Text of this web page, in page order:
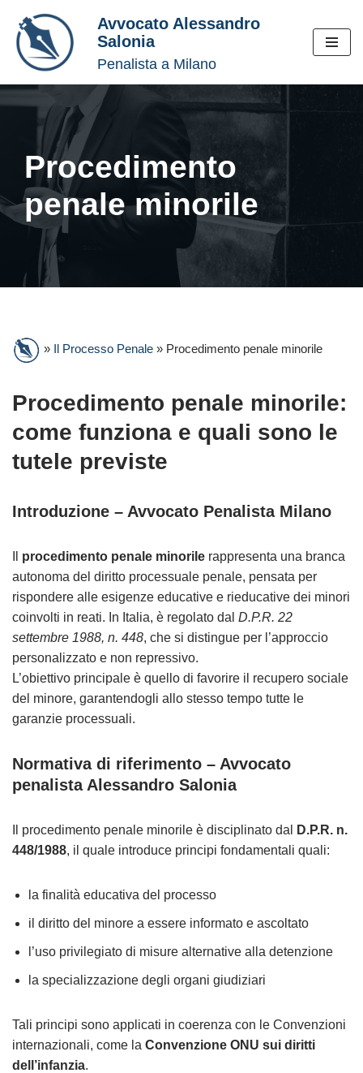
Vai
al
contenuto
Avvocato Alessandro
Salonia
Penalista a Milano
Procedimento
penale minorile
» Il Processo Penale » Procedimento penale minorile
Procedimento penale minorile:
come funziona e quali sono le
tutele previste
Introduzione – Avvocato Penalista Milano
procedimento penale minorile rappresenta una branca
autonoma del diritto processuale penale, pensata per
rispondere alle esigenze educative e rieducative dei minori
coinvolti in reati. In Italia, è regolato dal D.P.R. 22
settembre 1988, n. 448, che si distingue per l’approccio
personalizzato e non repressivo.
L’obiettivo principale è quello di favorire il recupero sociale
del minore, garantendogli allo stesso tempo tutte le
garanzie processuali.
Normativa di riferimento – Avvocato
penalista Alessandro Salonia
Il procedimento penale minorile è disciplinato dal
D.P.R. n.
448/1988, il quale introduce principi fondamentali quali:
la finalità educativa del processo
il diritto del minore a essere informato e ascoltato
l’uso privilegiato di misure alternative alla detenzione
la specializzazione degli organi giudiziari
Tali principi sono applicati in coerenza con le Convenzioni
internazionali, come la Convenzione ONU sui diritti
dell’infanzia.